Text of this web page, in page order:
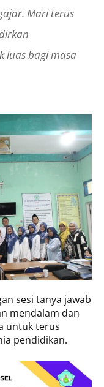
Mari terus
luas bagi masa
sesi tanya jawab
mendalam dan
untuk terus
pendidikan.